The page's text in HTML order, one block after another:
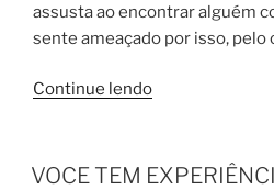
assusta ao encontrar alguém
sente ameaçado por isso,
Continue lendo
VOCE TEM